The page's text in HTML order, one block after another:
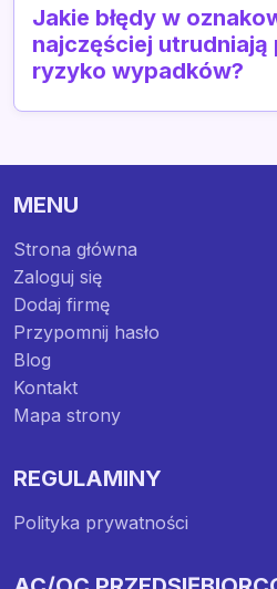
Jakie błędy w
najczęściej utrudniają
ryzyko wypadków?
MENU
Strona główna
Zaloguj się
Dodaj firmę
Przypomnij hasło
Blog
Kontakt
Mapa strony
REGULAMINY
Polityka prywatności